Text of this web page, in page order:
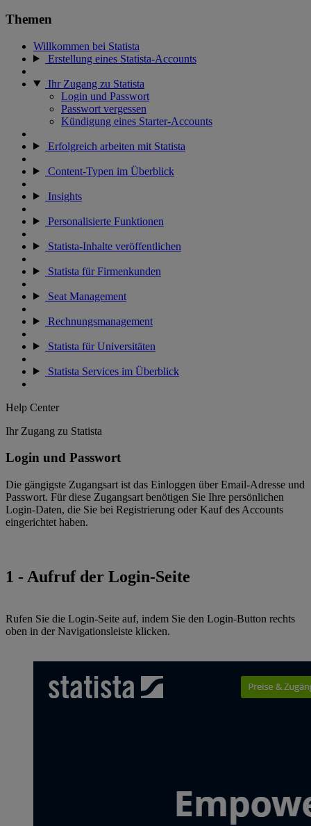
Themen
Willkommen bei Statista
Erstellung eines Statista-Accounts
Ihr Zugang zu Statista
Login und Passwort
Passwort vergessen
Kündigung eines Starter-Accounts
Erfolgreich arbeiten mit Statista
Content-Typen im Überblick
Insights
Personalisierte Funktionen
Statista-Inhalte veröffentlichen
Statista für Firmenkunden
Seat Management
Rechnungsmanagement
Statista für Universitäten
Statista Services im Überblick
Help Center
Ihr Zugang zu Statista
Login und Passwort
Die gängigste Zugangsart ist das Einloggen über Email-Adresse und
Passwort. Für diese Zugangsart benötigen Sie Ihre persönlichen
Login-Daten, die Sie bei Registrierung oder Kauf des Accounts
eingerichtet haben.
1 - Aufruf der Login-Seite
Rufen Sie die Login-Seite auf, indem Sie den Login-Button rechts
oben in der Navigationsleiste klicken.